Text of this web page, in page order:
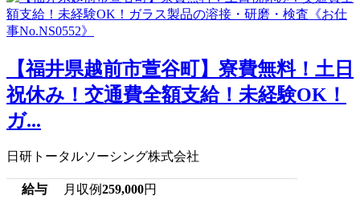
【福井県越前市萱谷町】寮費無料！土日
祝休み！交通費全額支給！未経験OK！
ガ...
日研トータルソーシング株式会社
給与 月収例259,000円